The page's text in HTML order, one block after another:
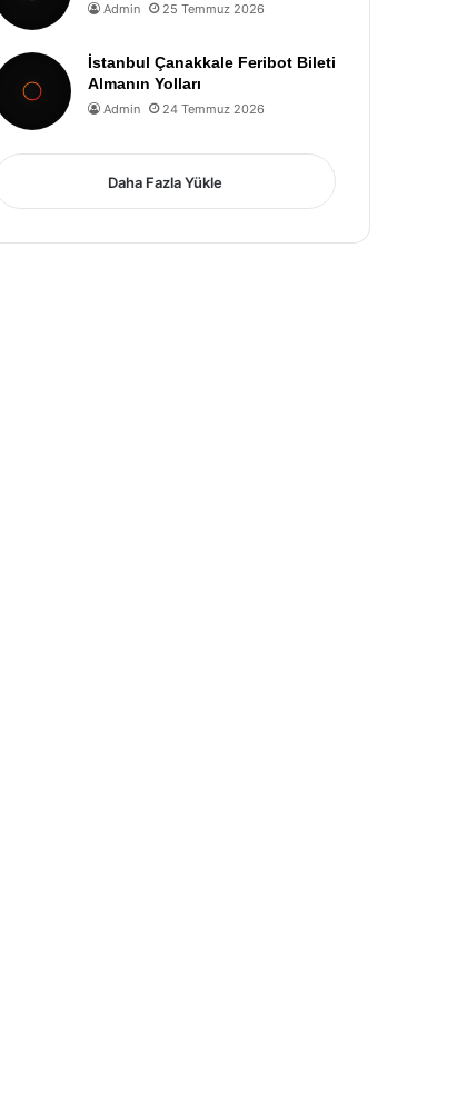
Admin 25 Temmuz 2026
İstanbul Çanakkale Feribot Bileti
Almanın Yolları
Admin 24 Temmuz 2026
Daha Fazla Yükle